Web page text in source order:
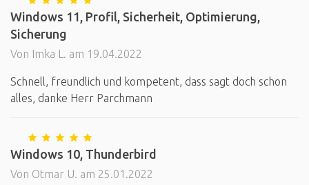
Windows 11, Profil, Sicherheit, Optimierung,
Sicherung
Von Imka L. am 19.04.2022
Schnell, freundlich und kompetent, dass sagt doch schon
alles, danke Herr Parchmann
Windows 10, Thunderbird
Von Otmar U. am 25.01.2022